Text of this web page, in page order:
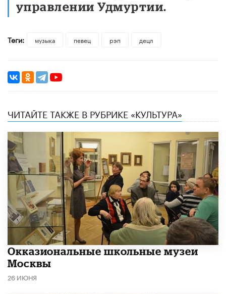
управлении Удмуртии.
Теги: музыка певец рэп децл
ЧИТАЙТЕ ТАКЖЕ В РУБРИКЕ «КУЛЬТУРА»
​Окказиональные школьные музеи
Москвы
26 ИЮНЯ